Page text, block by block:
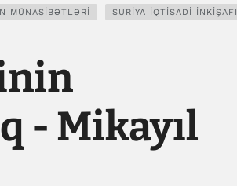
MÜNASIBƏTLƏRI SURIYA IQTISADI INKIŞAFI
- Mikayıl